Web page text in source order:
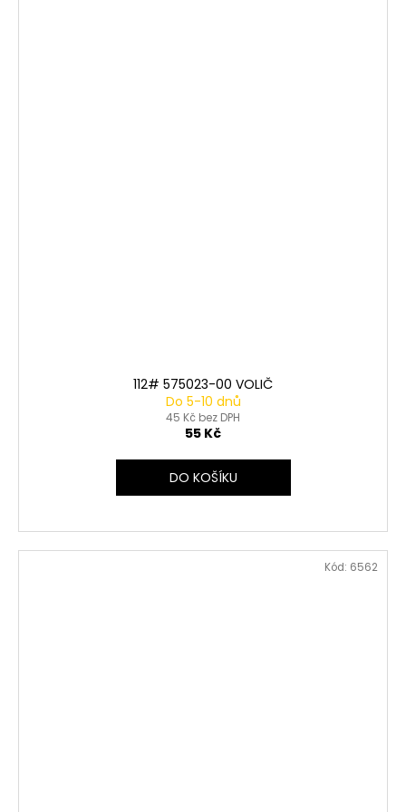
112# 575023-00 VOLIČ
Do 5-10 dnů
45 Kč bez DPH
55 Kč
DO KOŠÍKU
Kód: 6562